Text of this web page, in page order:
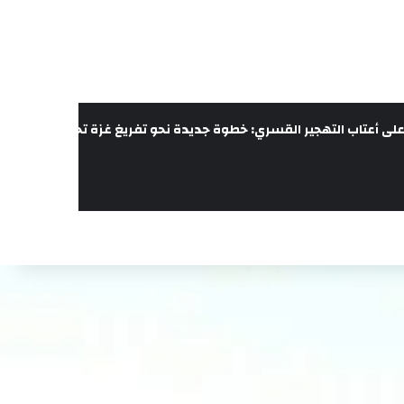
أعتاب التهجير القسري: خطوة جديدة نحو تفريغ غزة تحت غطاء